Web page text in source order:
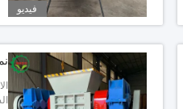
فيديو